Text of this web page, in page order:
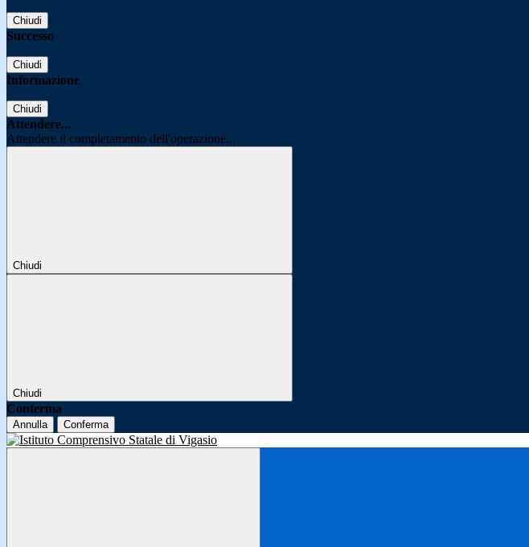
Chiudi
Successo
Chiudi
Informazione
Chiudi
Attendere...
Attendere il completamento dell'operazione...
Chiudi
Chiudi
Conferma
Annulla Conferma